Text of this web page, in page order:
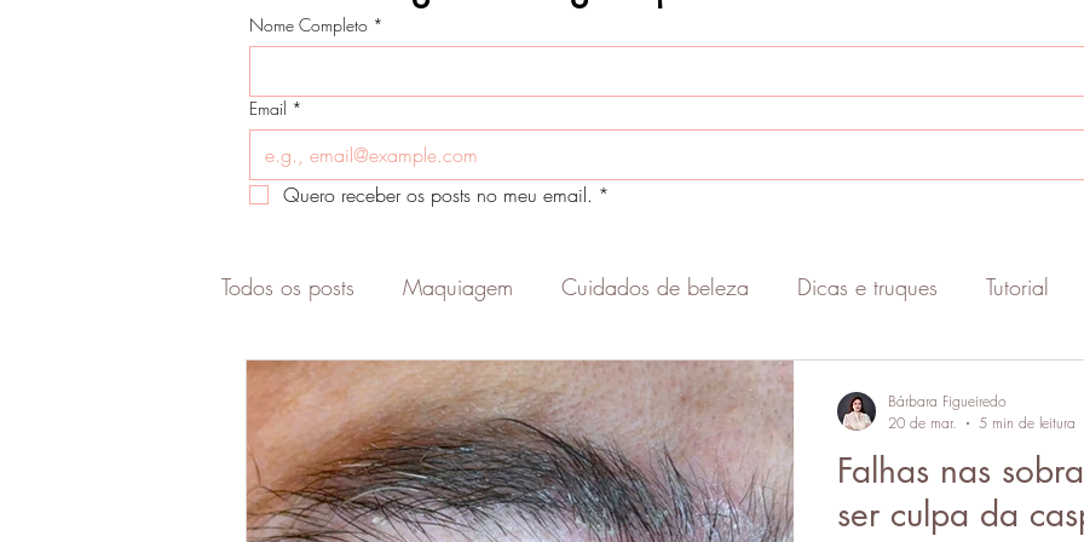
Nome Completo *
Email *
Quero receber os posts no meu email. *
Todos os posts Maquiagem Cuidados de beleza Dicas e truques Tutorial
Cabelo Marketing digital Empreendedorismo
Estilo Skin Care Pele sobrancelha Colorimetria Ativos de
Falhas nas
ser culpa da
Bárbara Figueiredo
20 de mar.
5 min de leitura